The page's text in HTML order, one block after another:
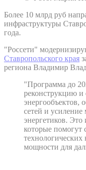
Более 10 млрд руб
инфраструктуры
года.
"Россети"
Ставропольского края
региона Владимир
"Программа до
реконструкцию и
энергообъектов,
сетей и усиление
энергетиков. Это
которые помогут
технологических
мощности для